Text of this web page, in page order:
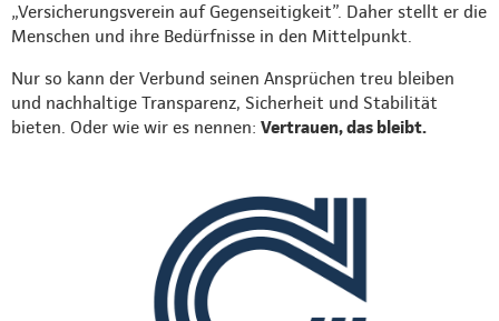
„Versicherungsverein auf Gegenseitigkeit”. Daher stellt er die
Menschen und ihre Bedürfnisse in den Mittelpunkt.
Nur so kann der Verbund seinen Ansprüchen treu bleiben
und nachhaltige Transparenz, Sicherheit und Stabilität
bieten. Oder wie wir es nennen: Vertrauen, das bleibt.